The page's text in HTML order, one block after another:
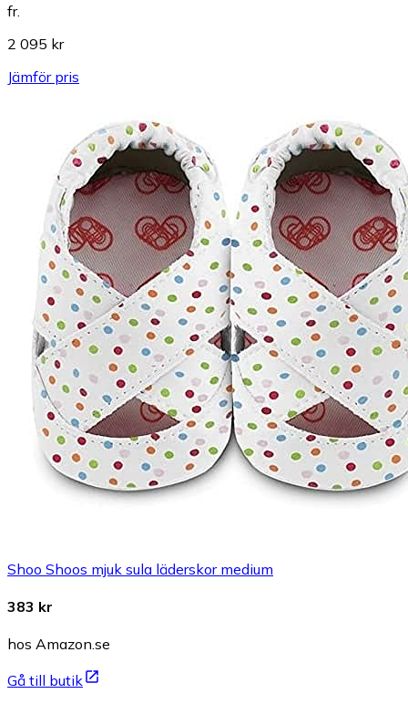
fr.
2 095 kr
Jämför pris
Shoo Shoos mjuk sula läderskor medium
383 kr
hos Amazon.se
Gå till butik